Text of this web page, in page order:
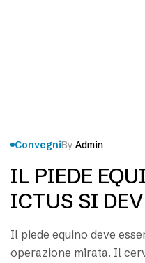
ConvegniBy Admin
IL PIEDE
ICTUS SI
Il piede equino deve
operazione mirata. Il